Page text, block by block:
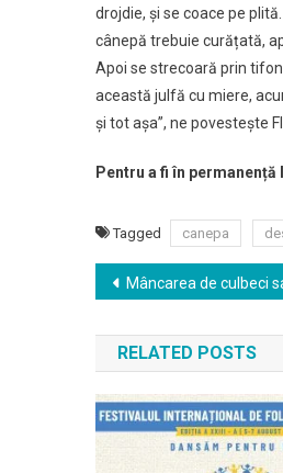
drojdie, și se coace pe
cânepă trebuie curățată,
Apoi se strecoară prin
această julfă cu miere,
și tot așa”, ne povestește
Pentru a fi în
Tagged canepa
Navigare
în
articole
Mâncarea de culbeci sau cum se prepară melcii în stil
RELATED POSTS